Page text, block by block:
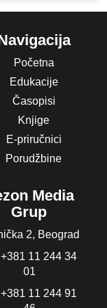
Početna
Edukacije
Časopisi
Knjige
E-priručnici
Porudžbine
Media
Grup
2, Beograd
+381 11 244 34
01
+381 11 244 91